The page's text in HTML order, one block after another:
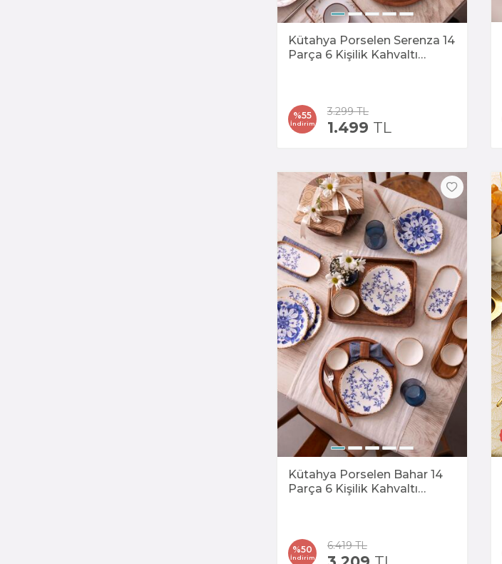
Kütahya Porselen Serenza 14
Parça 6 Kişilik Kahvaltı
%55
İndirim
3.299TL
1.499 TL
Kütahya Porselen Bahar 14
Parça 6 Kişilik Kahvaltı
%50
İndirim
6.419TL